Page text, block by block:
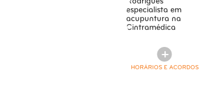
HORÁRIOS E ACORDOS